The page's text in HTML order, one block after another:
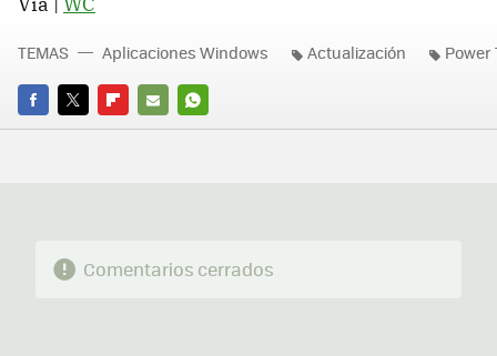
FACEBOOK
TWITTERFLIPBOARD
E-
WHATSAPP
TEMAS Aplicaciones Windows Actualización Power
Comentarios cerrados